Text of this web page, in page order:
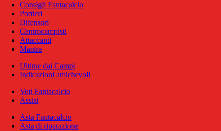
Consigli Fantacalcio
Portieri
Difensori
Centrocampisti
Attaccanti
Mantra
Ultime dai Campi
Indicazioni amichevoli
Voti Fantacalcio
Assist
Asta Fantacalcio
Asta di riparazione